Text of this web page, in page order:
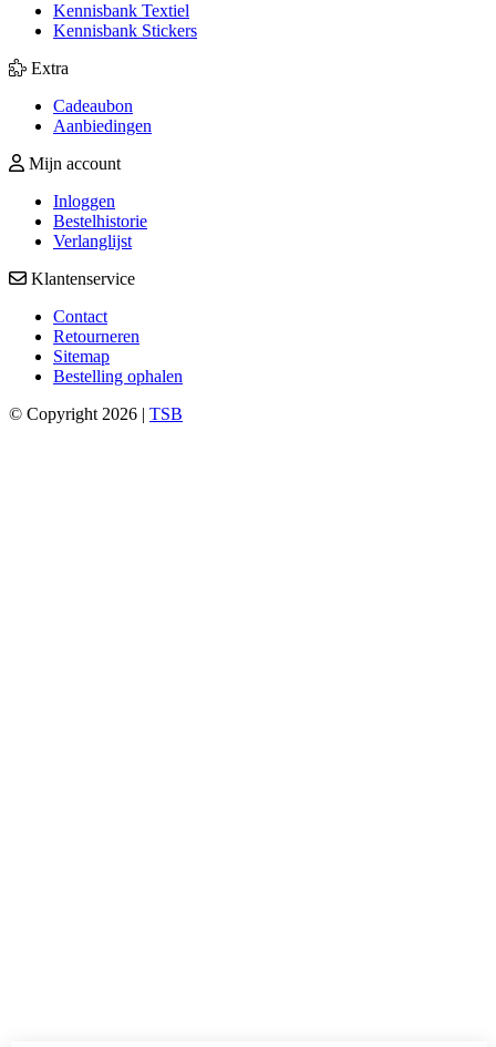
Kennisbank Textiel
Kennisbank Stickers
Extra
Cadeaubon
Aanbiedingen
Mijn account
Inloggen
Bestelhistorie
Verlanglijst
Klantenservice
Contact
Retourneren
Sitemap
Bestelling ophalen
© Copyright 2026 | TSB